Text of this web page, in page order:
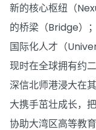
新的核心枢纽（
的桥梁（Bridge）
国际化人才（
现时在全球拥有约
深信北师港浸大在
大携手茁壮成长，
协助大湾区高等教